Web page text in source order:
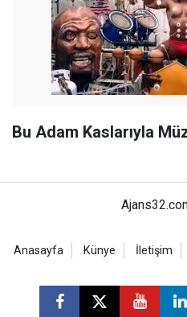
Bu Adam Kaslarıyla
Anasayfa Künye İletişim